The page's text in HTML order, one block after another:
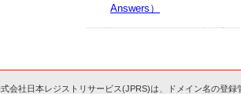
Answers）
会社日本レジストリサービス(JPRS)は、ドメイン名の登録